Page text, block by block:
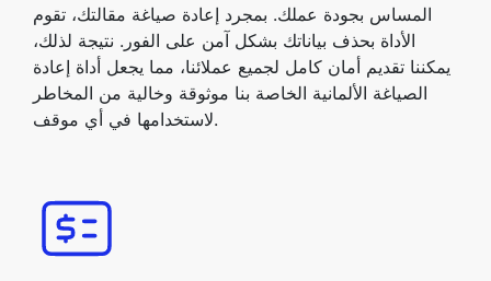
المساس بجودة عملك. بمجرد إعادة صياغة مقالتك، تقوم
الأداة بحذف بياناتك بشكل آمن على الفور. نتيجة لذلك،
يمكننا تقديم أمان كامل لجميع عملائنا، مما يجعل أداة إعادة
الصياغة الألمانية الخاصة بنا موثوقة وخالية من المخاطر
لاستخدامها في أي موقف.